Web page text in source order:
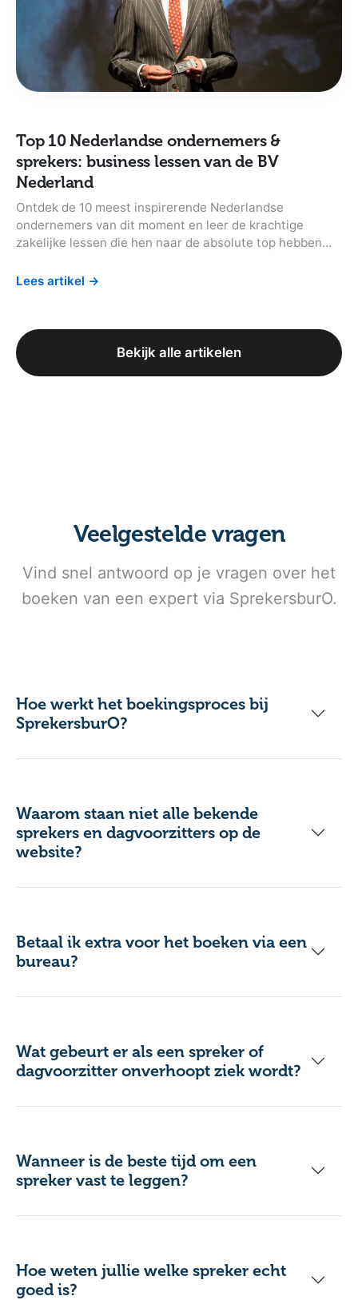
Top 10 Nederlandse ondernemers &
sprekers: business lessen van de BV
Nederland
Ontdek de 10 meest inspirerende Nederlandse
ondernemers van dit moment en leer de krachtige
zakelijke lessen die hen naar de absolute top hebben
Lees artikel →
Bekijk alle artikelen
Veelgestelde vragen
Vind snel antwoord op je vragen over het
boeken van een expert via SprekersburO.
Hoe werkt het boekingsproces bij
SprekersburO?
Waarom staan niet alle bekende
sprekers en dagvoorzitters op de
website?
Betaal ik extra voor het boeken via een
bureau?
Wat gebeurt er als een spreker of
dagvoorzitter onverhoopt ziek wordt?
Wanneer is de beste tijd om een
spreker vast te leggen?
Hoe weten jullie welke spreker echt
goed is?